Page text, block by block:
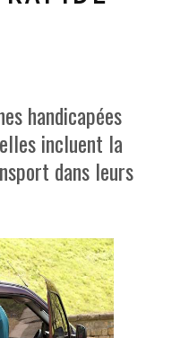
handicapées
incluent la
dans leurs